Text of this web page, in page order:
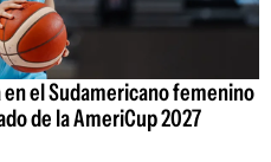
el Sudamericano femenino
de la AmeriCup 2027